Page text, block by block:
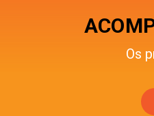
Os